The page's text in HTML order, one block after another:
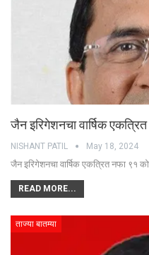
जैन इरिगेशनचा वार्षिक
NISHANT PATIL May 18, 2024
जैन इरिगेशनचा वार्षिक एकत्रित नफा ९१
READ MORE...
ताज्या बातम्या